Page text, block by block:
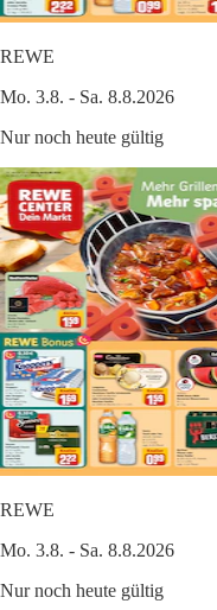
REWE
Mo. 3.8. - Sa. 8.8.2026
Nur noch heute gültig
REWE
Mo. 3.8. - Sa. 8.8.2026
Nur noch heute gültig